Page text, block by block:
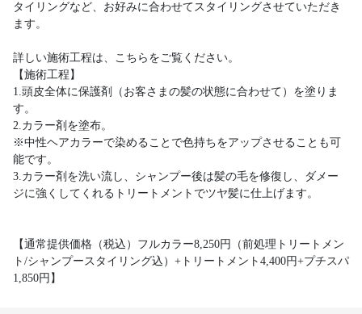
タイリングなど、お好みに合わせてスタイリングさせていただき
ます。
詳しい施術工程は、こちらをご覧ください。
【施術工程】
1.頭皮全体に保護剤（お客さまの髪の状態に合わせて）を塗りま
す。
2.カラー剤を塗布。
※中性ヘアカラーで染めることで色持ちをアップさせることも可
能です。
3.カラー剤を洗い流し、シャンプー後は髪の毛を修復し、ダメー
ジに強くしてくれるトリートメントでツヤ髪に仕上げます。
【通常提供価格（税込）フルカラー8,250円（前処理トリートメン
ト/シャンプースタイリング込）+トリートメント4,400円+プチスパ
1,850円】